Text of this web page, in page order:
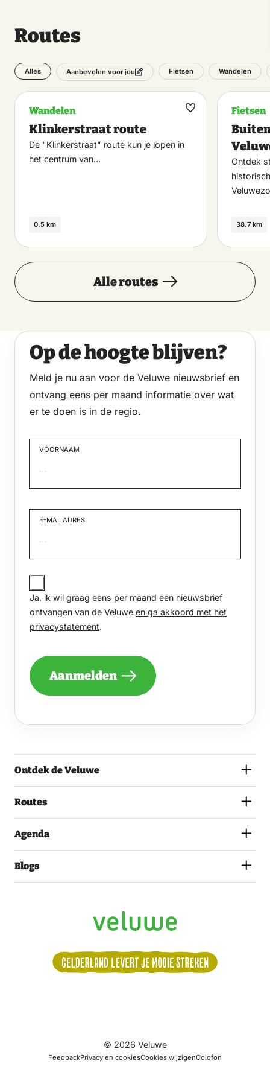
Routes
Alles Aanbevolen voor jou Fietsen Wandelen
Wandelen
Klinkerstraat route
De "Klinkerstraat" route kun je lopen in
het centrum van…
0.5 km
Maak
Fietsen
Ontdek
38.7 km
Alle routes
Alle data
Op de hoogte blijven?
Meld je nu aan voor de Veluwe nieuwsbrief en
ontvang eens per maand informatie over wat
er te doen is in de regio.
VOORNAAM
E-MAILADRES
JA,
IK
WIL
GRAAG
PER
EEN
ONTVANGEN
EN
HET
Ja, ik wil graag eens per maand een nieuwsbrief
ontvangen van de Veluwe en ga akkoord met het
privacystatement.
Aanmelden
Ontdek de Veluwe
Routes
Agenda
Blogs
ons:
© 2026 Veluwe
FeedbackPrivacy en cookiesCookies wijzigenColofon